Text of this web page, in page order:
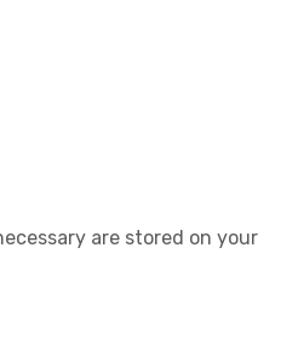
are stored on your